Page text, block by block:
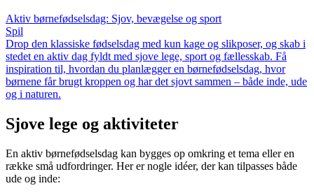
Aktiv børnefødselsdag: Sjov, bevægelse og sport
Spil
Drop den klassiske fødselsdag med kun kage og slikposer, og skab i
stedet en aktiv dag fyldt med sjove lege, sport og fællesskab. Få
inspiration til, hvordan du planlægger en børnefødselsdag, hvor
børnene får brugt kroppen og har det sjovt sammen – både inde, ude
og i naturen.
Sjove lege og aktiviteter
En aktiv børnefødselsdag kan bygges op omkring et tema eller en
række små udfordringer. Her er nogle idéer, der kan tilpasses både
ude og inde: